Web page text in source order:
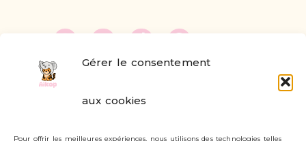
Gérer le consentement
aux cookies
Pour offrir les meilleures expériences, nous utilisons des technologies telles